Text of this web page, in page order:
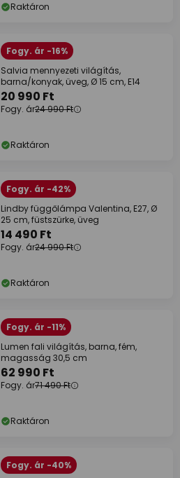
Raktáron
Fogy. ár -16%
Salvia mennyezeti világítás,
barna/konyak, üveg, Ø 15 cm, E14
20 990 Ft
Fogy. ár24 990 Ft
Raktáron
Fogy. ár -42%
Lindby függőlámpa Valentina, E27, Ø
25 cm, füstszürke, üveg
14 490 Ft
Fogy. ár24 990 Ft
Raktáron
Fogy. ár -11%
Lumen fali világítás, barna, fém,
magasság 30,5 cm
62 990 Ft
Fogy. ár71 490 Ft
Raktáron
Fogy. ár -40%